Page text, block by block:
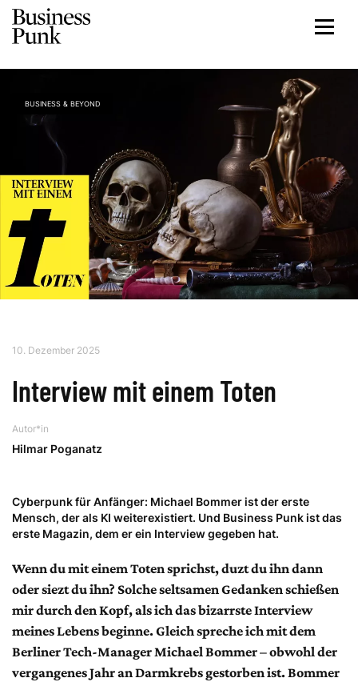
BUSINESS & BEYOND
10. Dezember 2025
Interview mit einem Toten
Autor*in
Hilmar Poganatz
Cyberpunk für Anfänger: Michael Bommer ist der erste
Mensch, der als KI weiterexistiert. Und Business Punk ist das
erste Magazin, dem er ein Interview gegeben hat.
Wenn du mit einem Toten sprichst, duzt du ihn dann
oder siezt du ihn? Solche seltsamen Gedanken schießen
mir durch den Kopf, als ich das bizarrste Interview
meines Lebens beginne. Gleich spreche ich mit dem
Berliner Tech-Manager Michael Bommer – obwohl der
vergangenes Jahr an Darmkrebs gestorben ist. Bommer